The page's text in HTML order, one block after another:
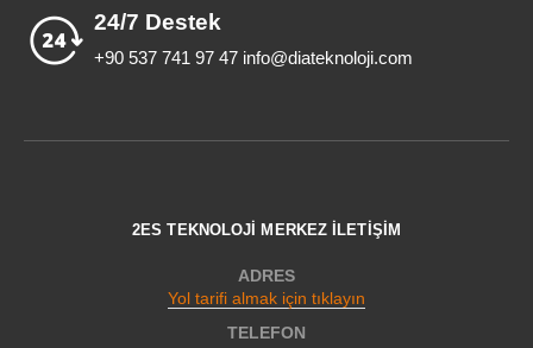
24/7 Destek
+90 537 741 97 47 info@diateknoloji.com
2ES TEKNOLOJİ MERKEZ İLETİŞİM
ADRES
Yol tarifi almak için tıklayın
TELEFON